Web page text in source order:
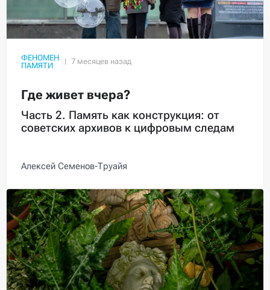
ФЕНОМЕН
ПАМЯТИ
Где живет вчера?
Часть 2. Память как конструкция: от
советских архивов к цифровым следам
Алексей Семенов-Труайя